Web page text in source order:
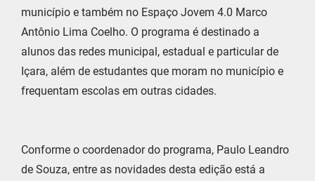
município e também no Espaço Jovem 4.0 Marco
Antônio Lima Coelho. O programa é destinado a
alunos das redes municipal, estadual e particular de
Içara, além de estudantes que moram no município e
frequentam escolas em outras cidades.
Conforme o coordenador do programa, Paulo Leandro
de Souza, entre as novidades desta edição está a